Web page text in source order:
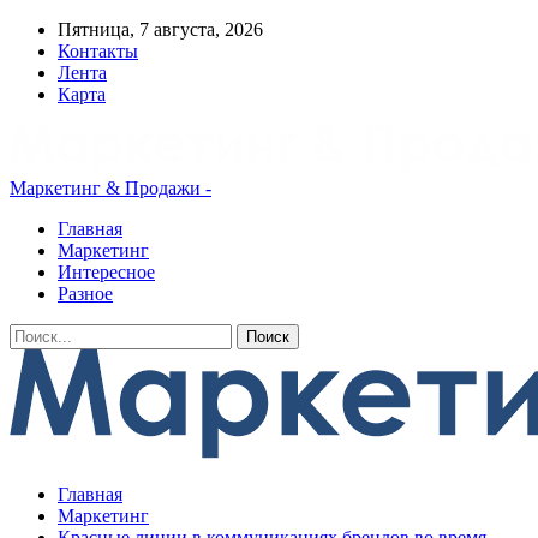
Пятница, 7 августа, 2026
Контакты
Лента
Карта
Маркетинг & Продажи -
Главная
Маркетинг
Интересное
Разное
Главная
Маркетинг